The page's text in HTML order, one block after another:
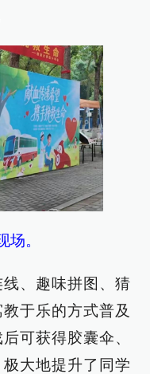
场。
、趣味拼图、猜
于乐的方式普及
可获得胶囊伞、
大地提升了同学